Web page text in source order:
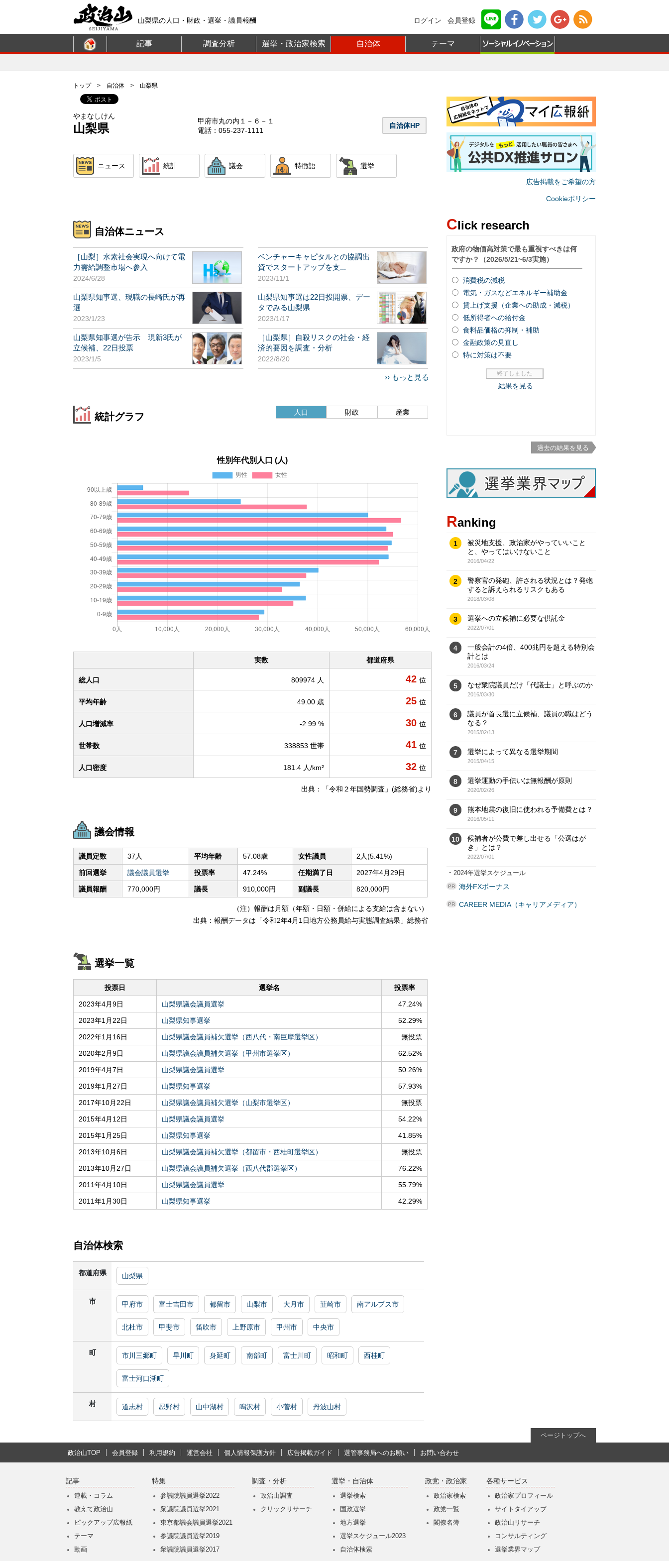
山梨県の人口・財政・選挙・議員報酬 ログイン 会員登録
記事 調査分析 選挙・政治家検索 自治体 テーマ
トップ> 自治体 > 山梨県
やまなしけん
山梨県
甲府市丸の内１－６－１
電話：055-237-1111
自治体HP
ニュース 統計 議会 特徴語 選挙
自治体ニュース
［山梨］水素社会実現へ向けて電
力需給調整市場へ参入
2024/6/28
ベンチャーキャピタルとの協調出
資でスタートアップを支...
2023/11/1
山梨県知事選、現職の長崎氏が再
選
2023/1/23
山梨県知事選は22日投開票、デー
タでみる山梨県
2023/1/17
山梨県知事選が告示 現新3氏が
立候補、22日投票
2023/1/5
［山梨県］自殺リスクの社会・経
済的要因を調査・分析
2022/8/20
›› もっと見る
統計グラフ 人口 財政 産業
性別年代別人口 (人)
実数 都道府県
総人口 809974 人 42 位
平均年齢 49.00 歳 25 位
人口増減率 -2.99 % 30 位
世帯数 338853 世帯 41 位
人口密度 181.4 人/km² 32 位
出典：「令和２年国勢調査」(総務省)より
議会情報
議員定数 37人 平均年齢 57.08歳 女性議員 2人(5.41%)
前回選挙 議会議員選挙 投票率 47.24% 任期満了日 2027年4月29日
議員報酬 770,000円 議長 910,000円 副議長 820,000円
（注）報酬は月額（年額・日額・併給による支給は含まない）
出典：報酬データは「令和2年4月1日地方公務員給与実態調査結果」総務省
選挙一覧
投票日 選挙名 投票率
2023年4月9日 山梨県議会議員選挙 47.24%
2023年1月22日 山梨県知事選挙 52.29%
2022年1月16日 山梨県議会議員補欠選挙（西八代・南巨摩選挙区） 無投票
2020年2月9日 山梨県議会議員補欠選挙（甲州市選挙区） 62.52%
2019年4月7日 山梨県議会議員選挙 50.26%
2019年1月27日 山梨県知事選挙 57.93%
2017年10月22日 山梨県議会議員補欠選挙（山梨市選挙区） 無投票
2015年4月12日 山梨県議会議員選挙 54.22%
2015年1月25日 山梨県知事選挙 41.85%
2013年10月6日 山梨県議会議員補欠選挙（都留市・西桂町選挙区） 無投票
2013年10月27日 山梨県議会議員補欠選挙（西八代郡選挙区） 76.22%
2011年4月10日 山梨県議会議員選挙 55.79%
2011年1月30日 山梨県知事選挙 42.29%
自治体検索
都道府県 山梨県
市 甲府市 富士吉田市 都留市 山梨市 大月市 韮崎市 南アルプス市
北杜市 甲斐市 笛吹市 上野原市 甲州市 中央市
町 市川三郷町 早川町 身延町 南部町 富士川町 昭和町 西桂町
富士河口湖町
村 道志村 忍野村 山中湖村 鳴沢村 小菅村 丹波山村
広告掲載をご希望の方
Cookieポリシー
Click research
過去の結果を見る
Ranking
1
被災地支援、政治家がやっていいこと
と、やってはいけないこと
2016/04/22
2
警察官の発砲、許される状況とは？発砲
すると訴えられるリスクもある
2018/03/08
3 選挙への立候補に必要な供託金
2022/07/01
4
一般会計の4倍、400兆円を超える特別会
計とは
2016/03/24
5 なぜ衆院議員だけ「代議士」と呼ぶのか
2016/03/30
6
議員が首長選に立候補、議員の職はどう
なる？
2015/02/13
7 選挙によって異なる選挙期間
2015/04/15
8 選挙運動の手伝いは無報酬が原則
2020/02/26
9 熊本地震の復旧に使われる予備費とは？
2016/05/11
10
候補者が公費で差し出せる「公選はが
き」とは？
2022/07/01
・ 2024年選挙スケジュール
海外FXボーナス
CAREER MEDIA（キャリアメディア）
ページトップへ
政治山TOP 会員登録 利用規約 運営会社 個人情報保護方針 広告掲載ガイド 選管事務局へのお願い お問い合わせ
記事
連載・コラム
教えて政治山
ピックアップ広報紙
テーマ
動画
特集
参議院議員選挙2022
衆議院議員選挙2021
東京都議会議員選挙2021
参議院議員選挙2019
衆議院議員選挙2017
調査・分析
政治山調査
クリックリサーチ
選挙・自治体
選挙検索
国政選挙
地方選挙
選挙スケジュール2023
自治体検索
政党・政治家
政治家検索
政党一覧
閣僚名簿
各種サービス
政治家プロフィール
サイトタイアップ
政治山リサーチ
コンサルティング
選挙業界マップ